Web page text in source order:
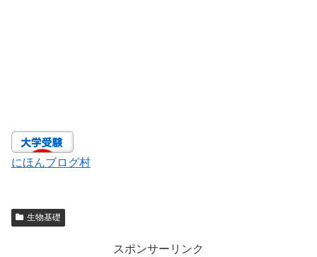
にほんブログ村
生物基礎
スポンサーリンク